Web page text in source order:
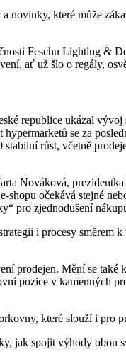
novinky, které může
Feschu Lighting
ať už šlo o regály,
republice ukázal
se za
růst, včetně
Nováková,
očekává stejné
pro zjednodušení
i procesy
prodejen. Mění se
pozice v kamenných
které slouží i pro
jak spojit výhody obou